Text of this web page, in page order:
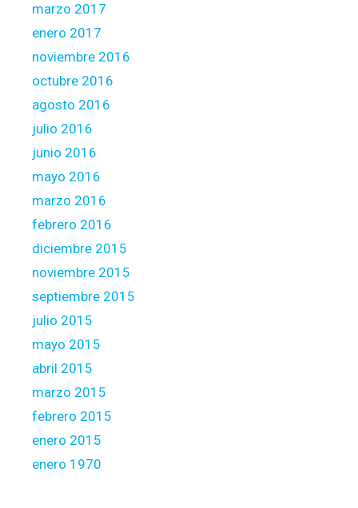
marzo 2017
enero 2017
noviembre 2016
octubre 2016
agosto 2016
julio 2016
junio 2016
mayo 2016
marzo 2016
febrero 2016
diciembre 2015
noviembre 2015
septiembre 2015
julio 2015
mayo 2015
abril 2015
marzo 2015
febrero 2015
enero 2015
enero 1970